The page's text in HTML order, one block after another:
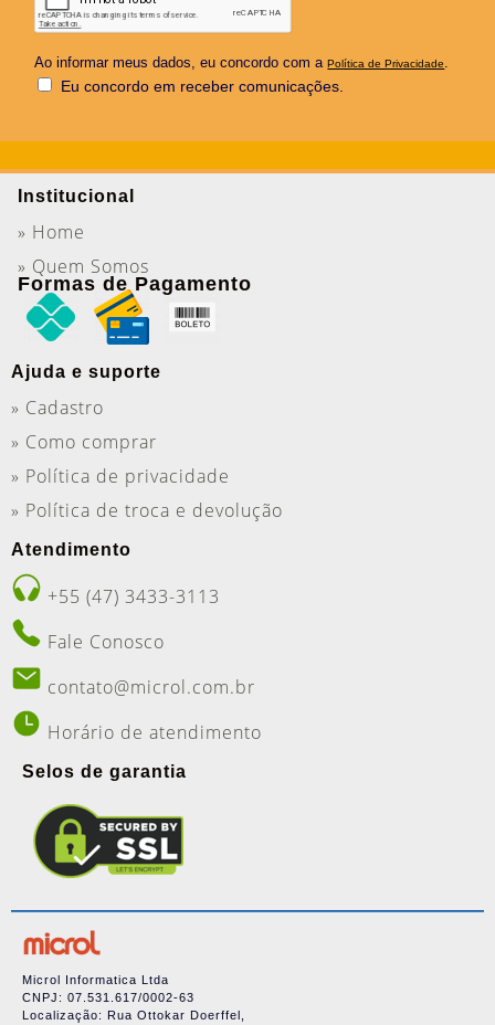
Ao informar meus dados, eu concordo com aPolítica de Privacidade.
Eu concordo em receber comunicações.
Institucional
» Home
» Quem Somos
Formas de Pagamento
Ajuda e suporte
» Cadastro
» Como comprar
» Política de privacidade
» Política de troca e devolução
Atendimento
+55 (47) 3433-3113
Fale Conosco
contato@microl.com.br
Horário de atendimento
Selos de garantia
Microl Informatica Ltda
CNPJ: 07.531.617/0002-63
Localização: Rua Ottokar Doerffel,